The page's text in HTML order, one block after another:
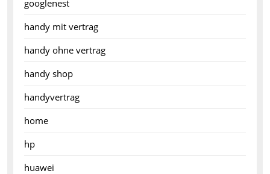
googlenest
handy mit vertrag
handy ohne vertrag
handy shop
handyvertrag
home
hp
huawei